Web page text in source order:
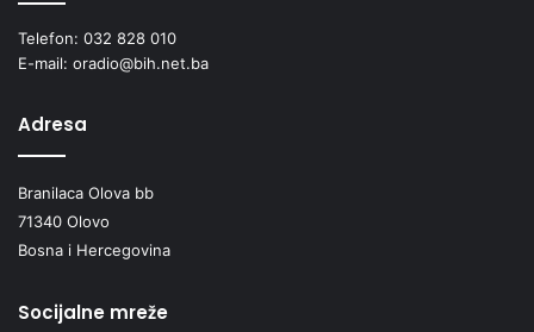
Telefon: 032 828 010
E-mail: oradio@bih.net.ba
Adresa
Branilaca Olova bb
71340 Olovo
Bosna i Hercegovina
Socijalne mreže